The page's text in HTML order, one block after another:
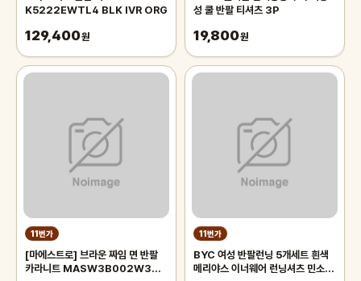
K5222EWTL4 BLK IVR ORG
129,400원
성 쿨 반팔 티셔츠 3P
19,800원
11번가
[마에스트로] 브라운 짜임 면 반팔
카라니트 MASW3B002W3
11번가
BYC 여성 반팔런닝 5개세트 흰색
메리야스 이너웨어 런닝셔츠 민소매